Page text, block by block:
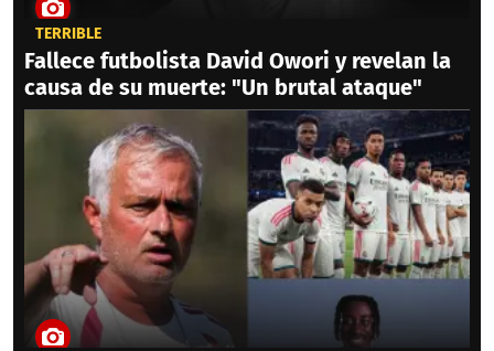
TERRIBLE
Fallece futbolista David Owori y revelan la
causa de su muerte: "Un brutal ataque"